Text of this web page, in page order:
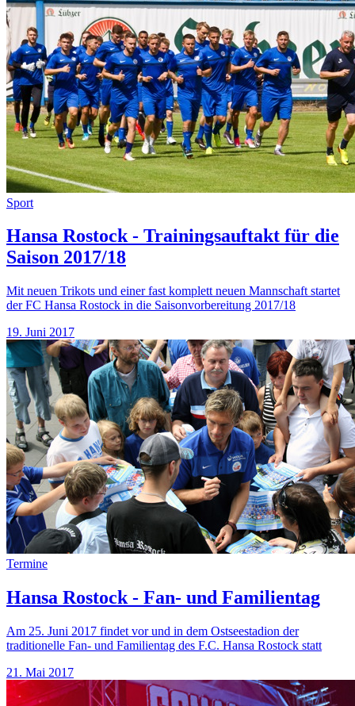
Sport
Hansa Rostock - Trainingsauftakt für die
Saison 2017/18
Mit neuen Trikots und einer fast komplett neuen Mannschaft startet
der FC Hansa Rostock in die Saisonvorbereitung 2017/18
19. Juni 2017
Termine
Hansa Rostock - Fan- und Familientag
Am 25. Juni 2017 findet vor und in dem Ostseestadion der
traditionelle Fan- und Familientag des F.C. Hansa Rostock statt
21. Mai 2017